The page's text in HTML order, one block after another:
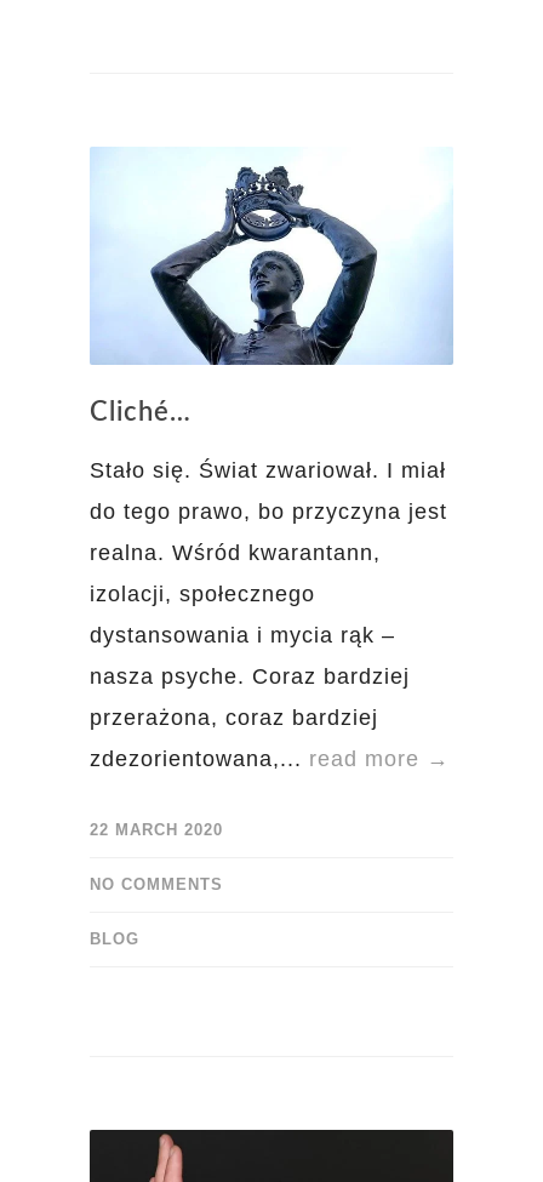
Cliché…
Stało się. Świat zwariował. I miał
do tego prawo, bo przyczyna jest
realna. Wśród kwarantann,
izolacji, społecznego
dystansowania i mycia rąk –
nasza psyche. Coraz bardziej
przerażona, coraz bardziej
zdezorientowana,... read more →
22 MARCH 2020
NO COMMENTS
BLOG